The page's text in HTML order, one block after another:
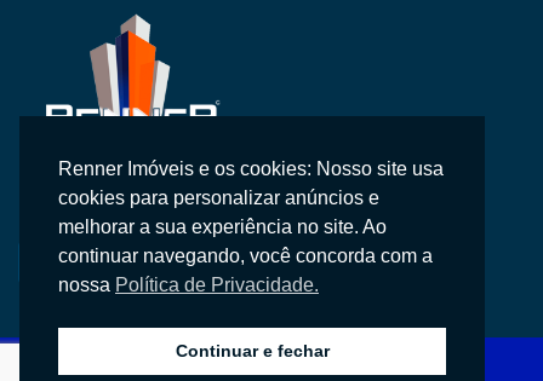
Na Renner Imobiliária, não vendemos apenas imóveis,
entregamos segurança, confiança e um atendimento
personalizado.
Renner Imóveis e os cookies: Nosso site usa
cookies para personalizar anúncios e
melhorar a sua experiência no site. Ao
continuar navegando, você concorda com a
nossa Política de Privacidade.
Continuar e fechar